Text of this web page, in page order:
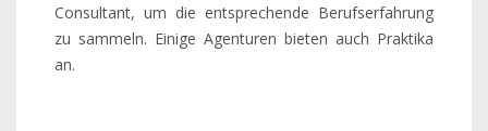
Consultant, um die entsprechende Berufserfahrung
zu sammeln. Einige Agenturen bieten auch Praktika
an.